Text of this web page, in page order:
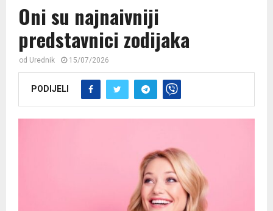
Oni su najnaivniji
predstavnici zodijaka
od Urednik 15/07/2026
PODIJELI